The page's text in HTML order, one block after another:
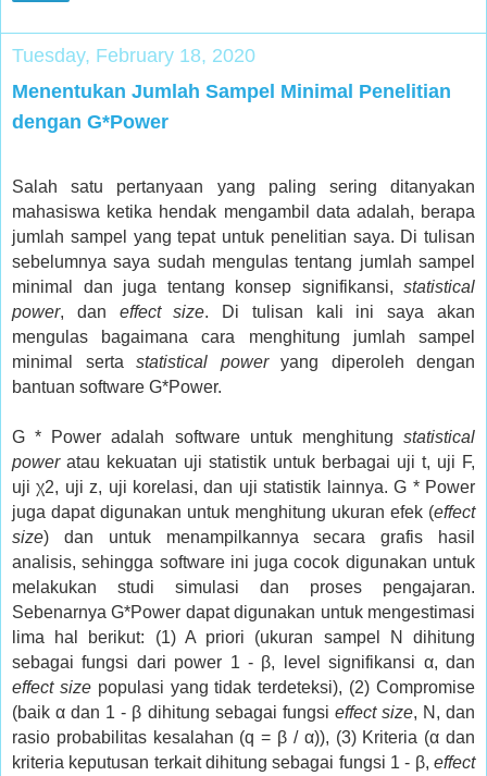
Tuesday, February 18, 2020
Menentukan Jumlah Sampel Minimal Penelitian
dengan G*Power
Salah satu pertanyaan yang paling sering ditanyakan
mahasiswa ketika hendak mengambil data adalah, berapa
jumlah sampel yang tepat untuk penelitian saya. Di tulisan
sebelumnya saya sudah mengulas tentang jumlah sampel
minimal dan juga tentang konsep signifikansi, statistical
power, dan effect size. Di tulisan kali ini saya akan
mengulas bagaimana cara menghitung jumlah sampel
minimal serta statistical poweryang diperoleh dengan
bantuan software G*Power.
G * Power adalah software untuk menghitung statistical
power atau kekuatan uji statistik untuk berbagai uji t, uji F,
uji χ2, uji z, uji korelasi, dan uji statistik lainnya. G * Power
juga dapat digunakan untuk menghitung ukuran efek (effect
size) dan untuk menampilkannya secara grafis hasil
analisis, sehingga software ini juga cocok digunakan untuk
melakukan studi simulasi dan proses pengajaran.
Sebenarnya G*Power dapat digunakan untuk mengestimasi
lima hal berikut: (1) A priori (ukuran sampel N dihitung
sebagai fungsi dari power 1 - β, level signifikansi α, dan
effect sizepopulasi yang tidak terdeteksi), (2) Compromise
(baik α dan 1 - β dihitung sebagai fungsi effect size, N, dan
rasio probabilitas kesalahan (q = β / α)), (3) Kriteria (α dan
kriteria keputusan terkait dihitung sebagai fungsi 1 - β, effect